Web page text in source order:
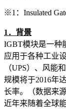
※1：Insulated
1 ．背景
IGBT模块是一种
应用于各种工业
（UPS）、风能
规模将于2016年
长率。（数据来源
近年来随着全球